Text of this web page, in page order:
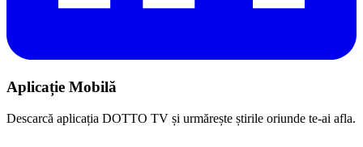
Aplicație Mobilă
Descarcă aplicația DOTTO TV și urmărește știrile oriunde te-ai afla.